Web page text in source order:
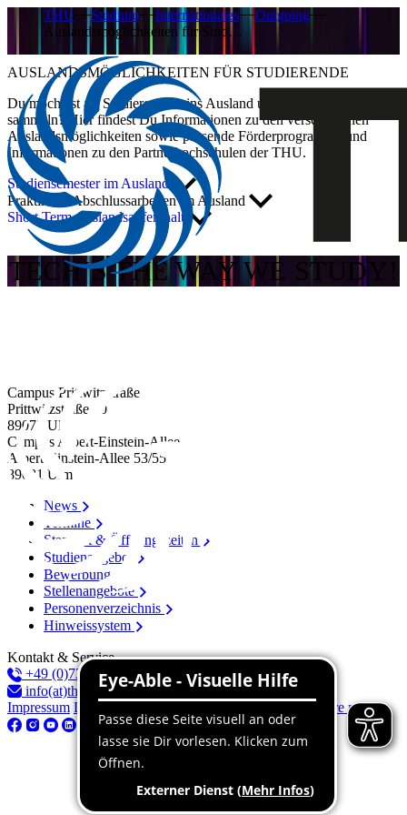
THU Studium Internationales
Outgoing
Auslandsmöglichkeiten für Stud…
AUSLANDSMÖGLICHKEITEN FÜR STUDIERENDE
Du möchtest als Studierende*r ins Ausland und neue Erfahrungen
sammeln? Hier findest Du Informationen zu den verschiedenen
Auslandsmöglichkeiten sowie passende Förderprogramme und
Informationen zu den Partnerhochschulen der THU.
Studiensemester im Ausland
Praktika & Abschlussarbeiten im Ausland
Short Term Auslandsaufenthalt
TECH´S THE WAY WE STUDY!
Campus Prittwitzstraße
Prittwitzstraße 10
89075 Ulm
Campus Albert-Einstein-Allee
Albert-Einstein-Allee 53/​55
89081 Ulm
News
Termine
Standort & Öffnungszeiten
Studienangebot
Bewerbung
Stellenangebote
Personenverzeichnis
Hinweissystem
Kontakt & Service
+49 (0)731 96537-100
info(at)thu.de
Impressum Datenschutz Barriere melden